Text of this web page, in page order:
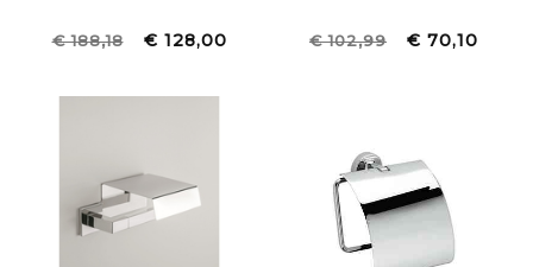
€ 188,18 € 128,00 € 102,99 € 70,10